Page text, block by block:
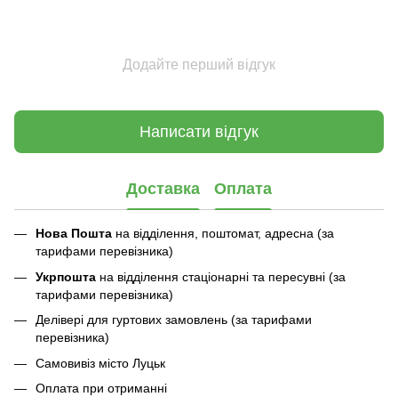
Додайте перший відгук
Написати відгук
Доставка Оплата
Нова Пошта на відділення, поштомат, адресна (за
тарифами перевізника)
Укрпошта на відділення стаціонарні та пересувні (за
тарифами перевізника)
Делівері для гуртових замовлень (за тарифами
перевізника)
Самовивіз місто Луцьк
Оплата при отриманні